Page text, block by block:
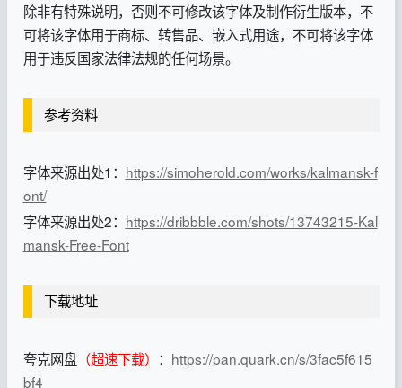
除非有特殊说明，否则不可修改该字体及制作衍生版本，不
可将该字体用于商标、转售品、嵌入式用途，不可将该字体
用于违反国家法律法规的任何场景。
参考资料
字体来源出处1： https://simoherold.com/works/kalmansk-f
ont/
字体来源出处2： https://dribbble.com/shots/13743215-Kal
mansk-Free-Font
下载地址
夸克网盘（超速下载） ： https://pan.quark.cn/s/3fac5f615
bf4